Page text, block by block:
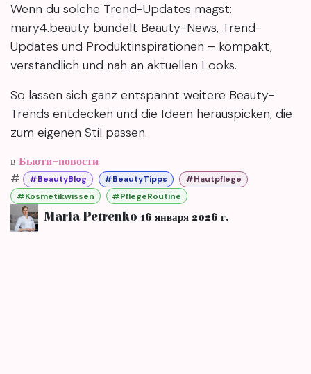
Wenn du solche Trend-Updates magst:
mary4.beauty bündelt Beauty-News, Trend-
Updates und Produktinspirationen – kompakt,
verständlich und nah an aktuellen Looks.
So lassen sich ganz entspannt weitere Beauty-
Trends entdecken und die Ideen herauspicken, die
zum eigenen Stil passen.
в Бьюти-новости
#
#BeautyBlog #BeautyTipps
#Hautpflege
#Kosmetikwissen
#PflegeRoutine
Maria Petrenko 16 января 2026 г.